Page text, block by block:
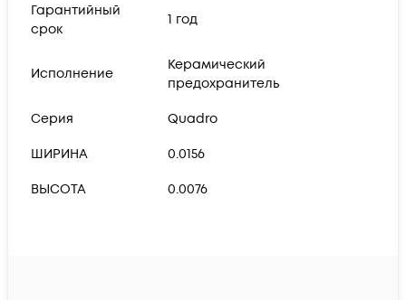
Гарантийный
срок
1 год
Исполнение
Керамический
предохранитель
Серия Quadro
ШИРИНА 0.0156
ВЫСОТА 0.0076